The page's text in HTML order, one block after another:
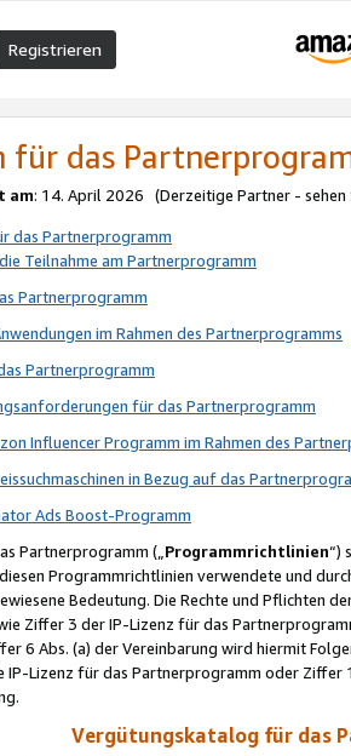
Registrieren
für das
am: 14. April 2026 (Derzeitige Partner - sehen
das Partnerprogramm
Teilnahme am Partnerprogramm
Partnerprogramm
im Rahmen des Partnerprogramms
Partnerprogramm
für das Partnerprogramm
Influencer Programm im Rahmen des
in Bezug auf das
Ads Boost-Programm
Partnerprogramm („Programmrichtlinien“)
Programmrichtlinien verwendete und
Bedeutung. Die Rechte und Pflichten
Ziffer 3 der IP-Lizenz für das
6 Abs. (a) der Vereinbarung wird hiermit
IP-Lizenz für das Partnerprogramm oder
Vergütungskatalog für das